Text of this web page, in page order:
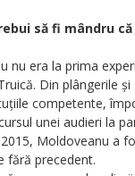
să fi mândru
nu era la prima
Din plângerile și
competente,
unei audieri la
Moldoveanu a
fără precedent.